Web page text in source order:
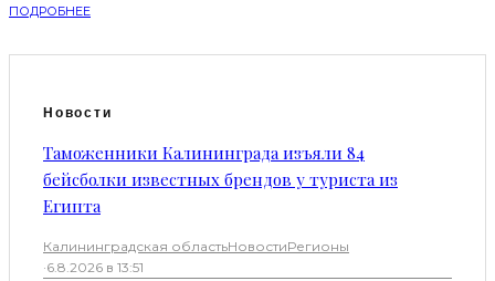
ПОДРОБНЕЕ
Новости
Таможенники Калининграда изъяли 84
бейсболки известных брендов у туриста из
Египта
Калининградская областьНовостиРегионы
·6.8.2026 в 13:51